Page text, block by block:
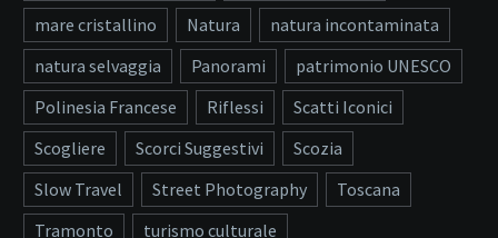
mare cristallino
Natura
natura incontaminata
natura selvaggia
Panorami
patrimonio UNESCO
Polinesia Francese
Riflessi
Scatti Iconici
Scogliere
Scorci Suggestivi
Scozia
Slow Travel
Street Photography
Toscana
Tramonto
turismo culturale